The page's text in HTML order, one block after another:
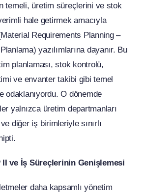
temeli, üretim süreçlerini ve stok
hale getirmek amacıyla
Requirements Planning –
yazılımlarına dayanır. Bu
planlaması, stok kontrolü,
ve envanter takibi gibi temel
odaklanıyordu. O dönemde
yalnızca üretim departmanları
diğer iş birimleriyle sınırlı
II ve İş Süreçlerinin Genişlemesi
daha kapsamlı yönetim